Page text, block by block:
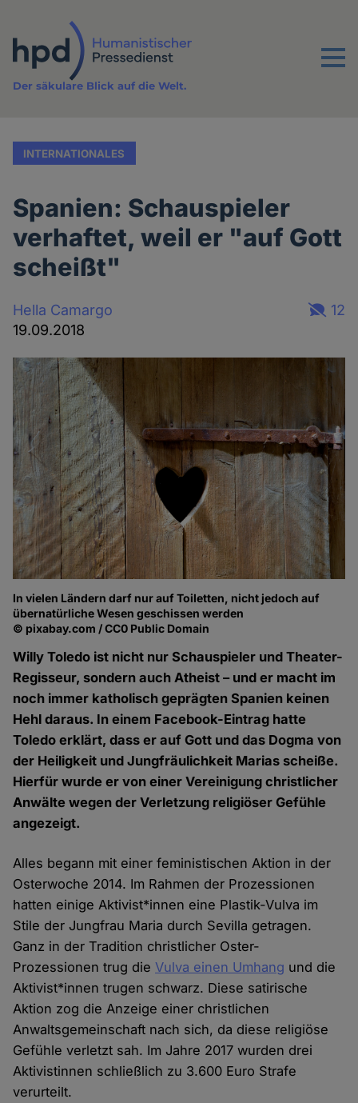
Inhalt
Menu
Der säkulare Blick auf die Welt.
INTERNATIONALES
Spanien: Schauspieler
verhaftet, weil er "auf Gott
scheißt"
Hella Camargo
19.09.2018
12
In vielen Ländern darf nur auf Toiletten, nicht jedoch auf
übernatürliche Wesen geschissen werden
© pixabay.com / CC0 Public Domain
Willy Toledo ist nicht nur Schauspieler und Theater-
Regisseur, sondern auch Atheist – und er macht im
noch immer katholisch geprägten Spanien keinen
Hehl daraus. In einem Facebook-Eintrag hatte
Toledo erklärt, dass er auf Gott und das Dogma von
der Heiligkeit und Jungfräulichkeit Marias scheiße.
Hierfür wurde er von einer Vereinigung christlicher
Anwälte wegen der Verletzung religiöser Gefühle
angezeigt.
Alles begann mit einer feministischen Aktion in der
Osterwoche 2014. Im Rahmen der Prozessionen
hatten einige Aktivist*innen eine Plastik-Vulva im
Stile der Jungfrau Maria durch Sevilla getragen.
Ganz in der Tradition christlicher Oster-
Prozessionen trug dieVulva einen Umhang und die
Aktivist*innen trugen schwarz. Diese satirische
Aktion zog die Anzeige einer christlichen
Anwaltsgemeinschaft nach sich, da diese religiöse
Gefühle verletzt sah. Im Jahre 2017 wurden drei
Aktivistinnen schließlich zu 3.600 Euro Strafe
verurteilt.